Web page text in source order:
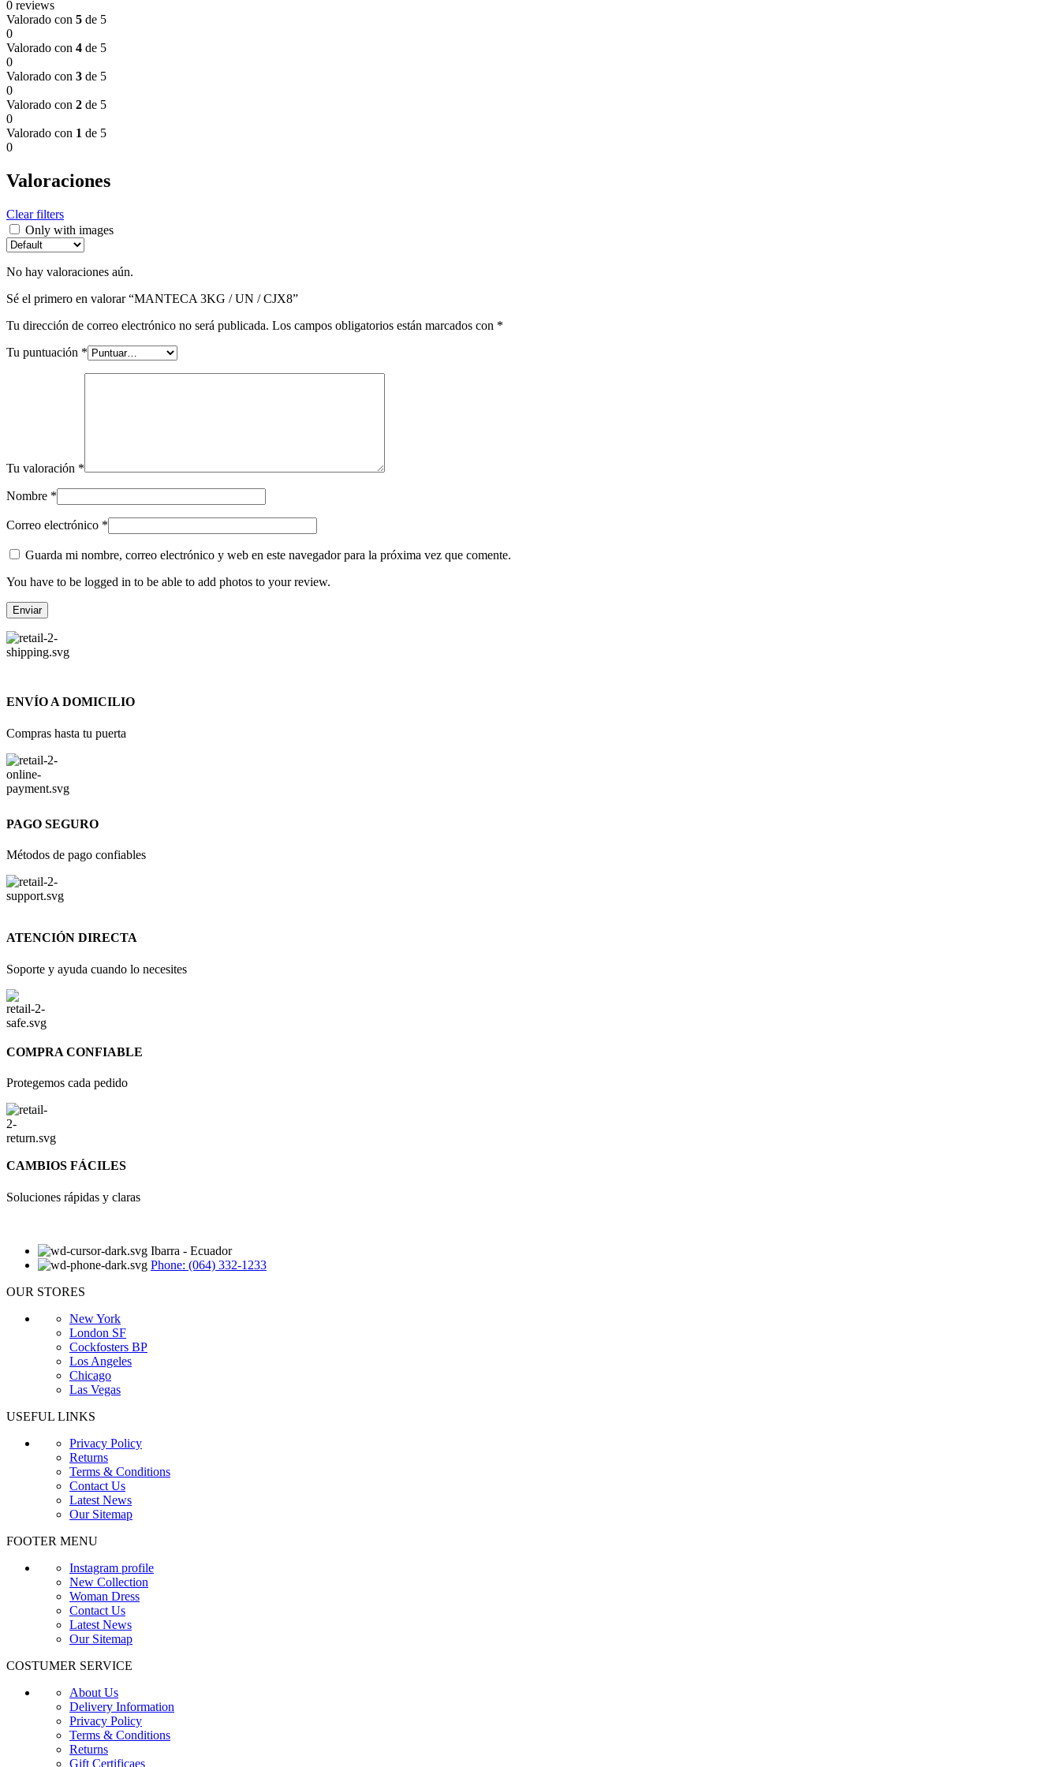
0 reviews
Valorado con 5 de 5
0
Valorado con 4 de 5
0
Valorado con 3 de 5
0
Valorado con 2 de 5
0
Valorado con 1 de 5
0
Valoraciones
Clear filters
Only with images
No hay valoraciones aún.
Sé el primero en valorar “MANTECA 3KG / UN / CJX8”
Tu dirección de correo electrónico no será publicada. Los campos obligatorios están marcados con *
Tu puntuación *
Tu valoración *
Nombre *
Correo electrónico *
Guarda mi nombre, correo electrónico y web en este navegador para la próxima vez que comente.
You have to be logged in to be able to add photos to your review.
ENVÍO A DOMICILIO
Compras hasta tu puerta
PAGO SEGURO
Métodos de pago confiables
ATENCIÓN DIRECTA
Soporte y ayuda cuando lo necesites
COMPRA CONFIABLE
Protegemos cada pedido
CAMBIOS FÁCILES
Soluciones rápidas y claras
Ibarra - Ecuador
Phone: (064) 332-1233
OUR STORES
New York
London SF
Cockfosters BP
Los Angeles
Chicago
Las Vegas
USEFUL LINKS
Privacy Policy
Returns
Terms & Conditions
Contact Us
Latest News
Our Sitemap
FOOTER MENU
Instagram profile
New Collection
Woman Dress
Contact Us
Latest News
Our Sitemap
COSTUMER SERVICE
About Us
Delivery Information
Privacy Policy
Terms & Conditions
Returns
Gift Certificaes